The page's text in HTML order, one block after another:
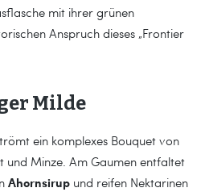
mit ihrer grünen
Anspruch dieses „Frontier
Milde
ein komplexes Bouquet von
und Minze. Am Gaumen entfaltet
Ahornsirup und reifen Nektarinen